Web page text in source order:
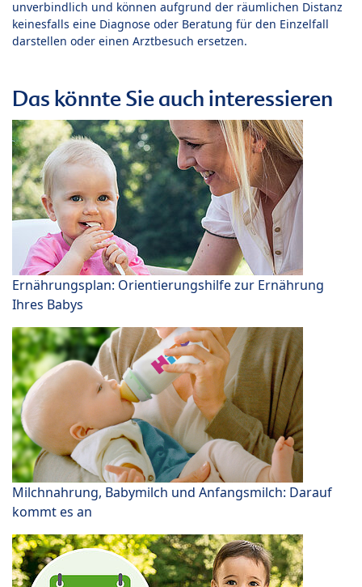
unverbindlich und können aufgrund der räumlichen Distanz
keinesfalls eine Diagnose oder Beratung für den Einzelfall
darstellen oder einen Arztbesuch ersetzen.
Das könnte Sie auch interessieren
Ernährungsplan: Orientierungshilfe zur Ernährung
Ihres Babys
Milchnahrung, Babymilch und Anfangsmilch: Darauf
kommt es an